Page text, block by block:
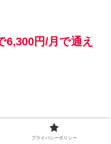
6,300円/月で通え
題(1日1回)の方が安い
プライバシーポリシー